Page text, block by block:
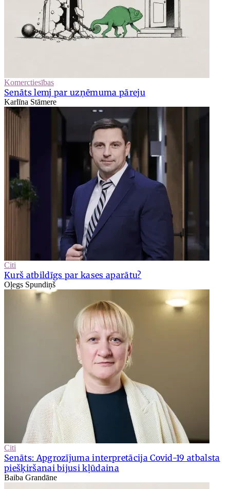
Komerctiesības
Senāts lemj par uzņēmuma pāreju
Karlīna Stāmere
Citi
Kurš atbildīgs par kases aparātu?
Oļegs Spundiņš
Citi
Senāts: Apgrozījuma interpretācija Covid-19 atbalsta
piešķiršanai bijusi kļūdaina
Baiba Grandāne